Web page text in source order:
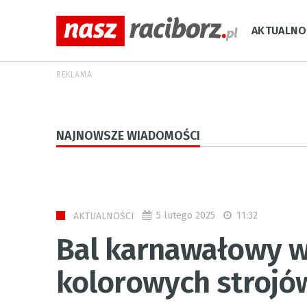
REKLAMA
NAJNOWSZE WIADOMOŚCI
AKTUALNOŚCI 5 lutego 2025 11:32
Bal karnawałowy
kolorowych